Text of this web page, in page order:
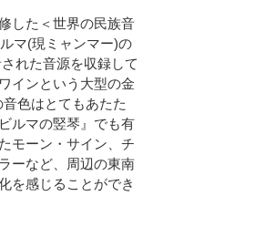
した＜世界の民族音
マ(現ミャンマー)の
れた音源を収録して
インという大型の金
色はとてもあたた
ルマの竪琴』でも有
モーン・サイン、チ
ーなど、周辺の東南
を感じることができ